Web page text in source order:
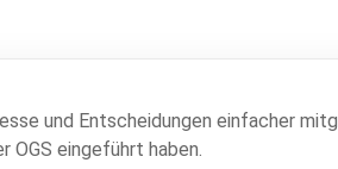
und Entscheidungen einfacher
OGS eingeführt haben.